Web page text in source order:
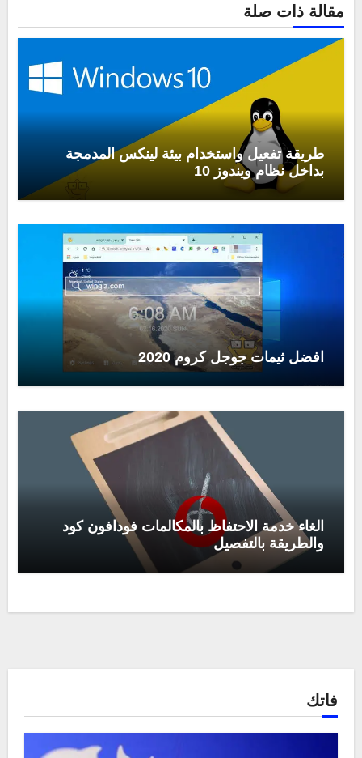
مقالة ذات صلة
طريقة تفعيل واستخدام بيئة لينكس المدمجة
بداخل نظام ويندوز 10
افضل ثيمات جوجل كروم 2020
الغاء خدمة الاحتفاظ بالمكالمات فودافون كود
والطريقة بالتفصيل
فاتك